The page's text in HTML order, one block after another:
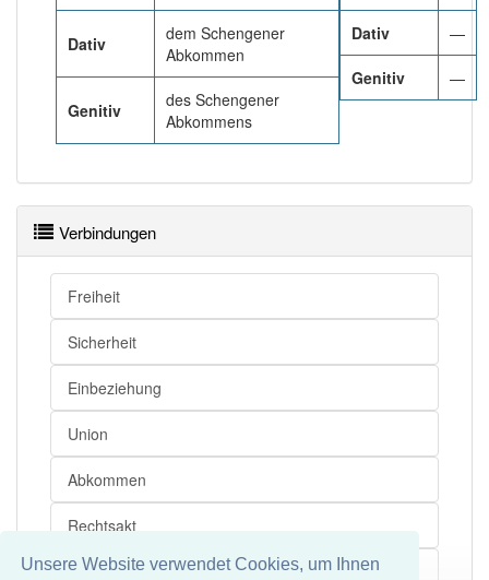
Unsere Website verwendet Cookies, um Ihnen
Dativ
dem Schengener
Abkommen
Genitiv
des Schengener
Abkommens
Dativ —
Genitiv —
Verbindungen
Freiheit
Sicherheit
Einbeziehung
Union
Abkommen
Rechtsakt
Besitzstand